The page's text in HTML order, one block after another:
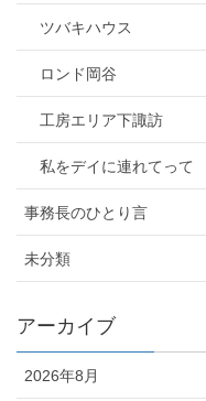
ツバキハウス
ロンド岡谷
工房エリア下諏訪
私をデイに連れてって
事務長のひとり言
未分類
アーカイブ
2026年8月